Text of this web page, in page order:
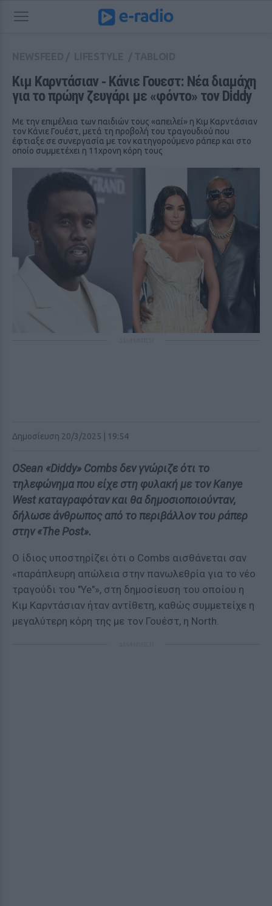
Κιμ Καρντάσιαν ‑ Κάνιε Γουεστ: Νέα διαμάχη
για το πρώην ζευγάρι με «φόντο» τον Diddy
Με την επιμέλεια των παιδιών τους «απειλεί» η Κιμ Καρντάσιαν
τον Κάνιε Γουέστ, μετά τη προβολή του τραγουδιού που
έφτιαξε σε συνεργασία με τον κατηγορούμενο ράπερ και στο
οποίο συμμετέχει η 11χρονη κόρη τους
Δημοσίευση 20/3/2025 | 19:54
ΟSean «Diddy» Combs δεν γνώριζε ότι το
τηλεφώνημα που είχε στη φυλακή με τον Kanye
West καταγραφόταν και θα δημοσιοποιούνταν,
δήλωσε άνθρωπος από το περιβάλλον του ράπερ
στην «The Post».
Ο ίδιος υποστηρίζει ότι ο Combs αισθάνεται σαν
«παράπλευρη απώλεια στην πανωλεθρία για το νέο
τραγούδι του "Ye"», στη δημοσίευση του οποίου η
Κιμ Καρντάσιαν ήταν αντίθετη, καθώς συμμετείχε η
μεγαλύτερη κόρη της με τον Γουέστ, η North.